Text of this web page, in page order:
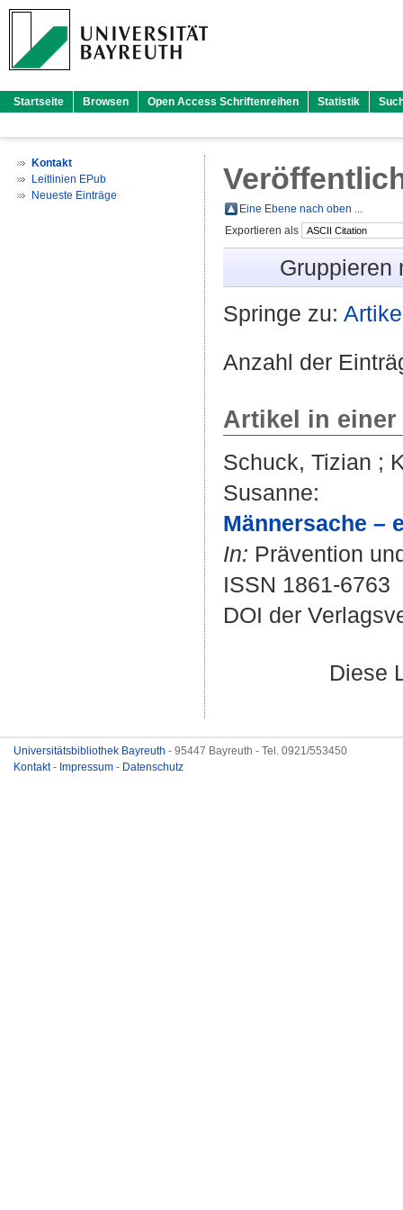
Startseite Browsen Open Access Schriftenreihen Statistik
Kontakt
Leitlinien EPub
Neueste Einträge
Eine Ebene nach oben ...
Exportieren als
Gruppieren
Springe zu:
Anzahl der
Artikel in
Schuck, Tizian ;
Susanne:
Männersache –
In: Prävention
ISSN 1861-6763
DOI der
Diese
Universitätsbibliothek Bayreuth - 95447 Bayreuth - Tel. 0921/553450
Kontakt- Impressum - Datenschutz